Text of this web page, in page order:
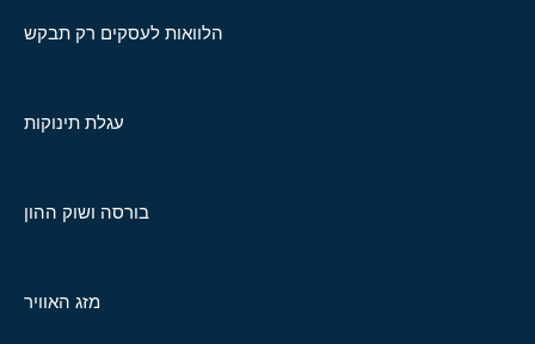
הלוואות לעסקים רק תבקש
עגלת תינוקות
בורסה ושוק ההון
מזג האוויר